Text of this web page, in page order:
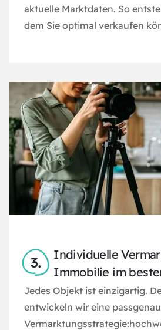
aktuelle Marktdaten. So
dem Sie optimal verkaufen
Individuelle
Immobilie im
Jedes Objekt ist einzigartig.
entwickeln wir eine